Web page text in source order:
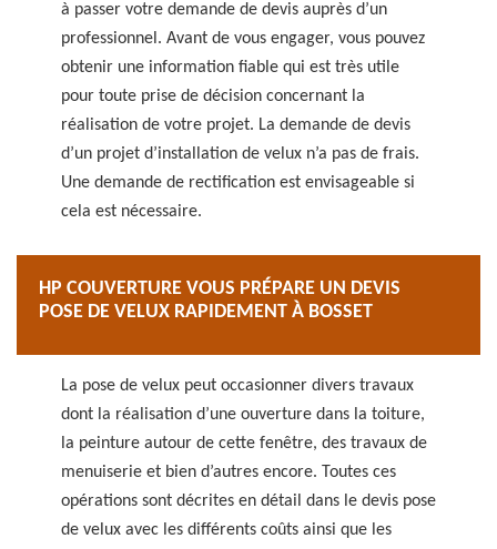
à passer votre demande de devis auprès d’un
professionnel. Avant de vous engager, vous pouvez
obtenir une information fiable qui est très utile
pour toute prise de décision concernant la
réalisation de votre projet. La demande de devis
d’un projet d’installation de velux n’a pas de frais.
Une demande de rectification est envisageable si
cela est nécessaire.
HP COUVERTURE VOUS PRÉPARE UN DEVIS
POSE DE VELUX RAPIDEMENT À BOSSET
La pose de velux peut occasionner divers travaux
dont la réalisation d’une ouverture dans la toiture,
la peinture autour de cette fenêtre, des travaux de
menuiserie et bien d’autres encore. Toutes ces
opérations sont décrites en détail dans le devis pose
de velux avec les différents coûts ainsi que les